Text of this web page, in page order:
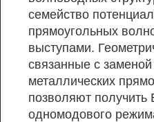
семейство
прямоугольных
выступами.
связанные с
металлических
позволяют получить
одномодового